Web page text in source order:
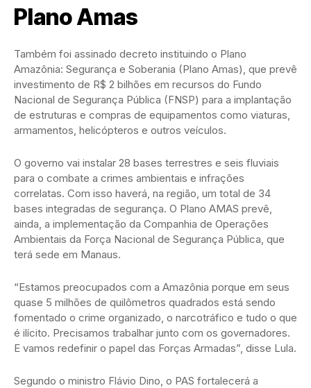
Plano Amas
Também foi assinado decreto instituindo o Plano
Amazônia: Segurança e Soberania (Plano Amas), que prevê
investimento de R$ 2 bilhões em recursos do Fundo
Nacional de Segurança Pública (FNSP) para a implantação
de estruturas e compras de equipamentos como viaturas,
armamentos, helicópteros e outros veículos.
O governo vai instalar 28 bases terrestres e seis fluviais
para o combate a crimes ambientais e infrações
correlatas. Com isso haverá, na região, um total de 34
bases integradas de segurança. O Plano AMAS prevê,
ainda, a implementação da Companhia de Operações
Ambientais da Força Nacional de Segurança Pública, que
terá sede em Manaus.
“Estamos preocupados com a Amazônia porque em seus
quase 5 milhões de quilômetros quadrados está sendo
fomentado o crime organizado, o narcotráfico e tudo o que
é ilícito. Precisamos trabalhar junto com os governadores.
E vamos redefinir o papel das Forças Armadas”, disse Lula.
Segundo o ministro Flávio Dino, o PAS fortalecerá a